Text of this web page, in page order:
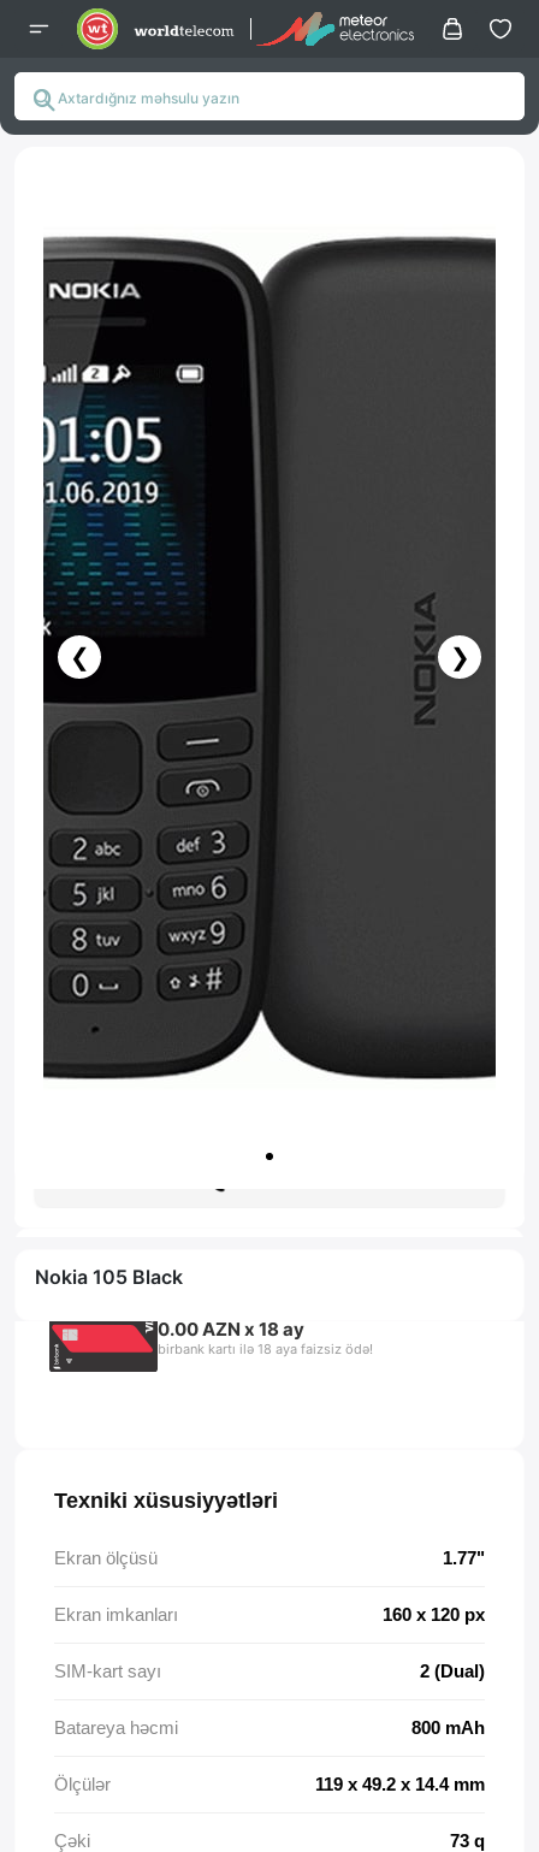
❮ ❯
Nokia 105 Black
Stokda Yoxdur
0.00 AZN x 18 ay
birbank kartı ilə 18 aya faizsiz ödə!
Texniki xüsusiyyətləri
Ekran ölçüsü 1.77"
Ekran imkanları 160 x 120 px
SIM-kart sayı 2 (Dual)
Batareya həcmi 800 mAh
Ölçülər 119 x 49.2 x 14.4 mm
Çəki 73 q